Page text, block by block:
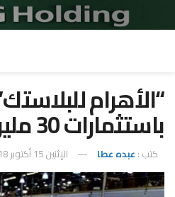
“الأهرام
باستثمارات 30 مليون جنيه
كتب : عبده عطا الإثنين 15 أكتوبر 2018